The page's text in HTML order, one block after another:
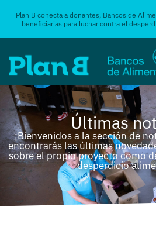
Plan B conecta a donantes, Bancos de
beneficiarias para luchar contra el
Últimas
¡Bienvenidos a la sección de
encontrarás las últimas
sobre el propio proyecto como
desperdicio